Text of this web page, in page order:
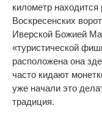
километр
Воскресенских
Иверской Божией
«туристической
расположена она
часто кидают
уже начали это
традиция.